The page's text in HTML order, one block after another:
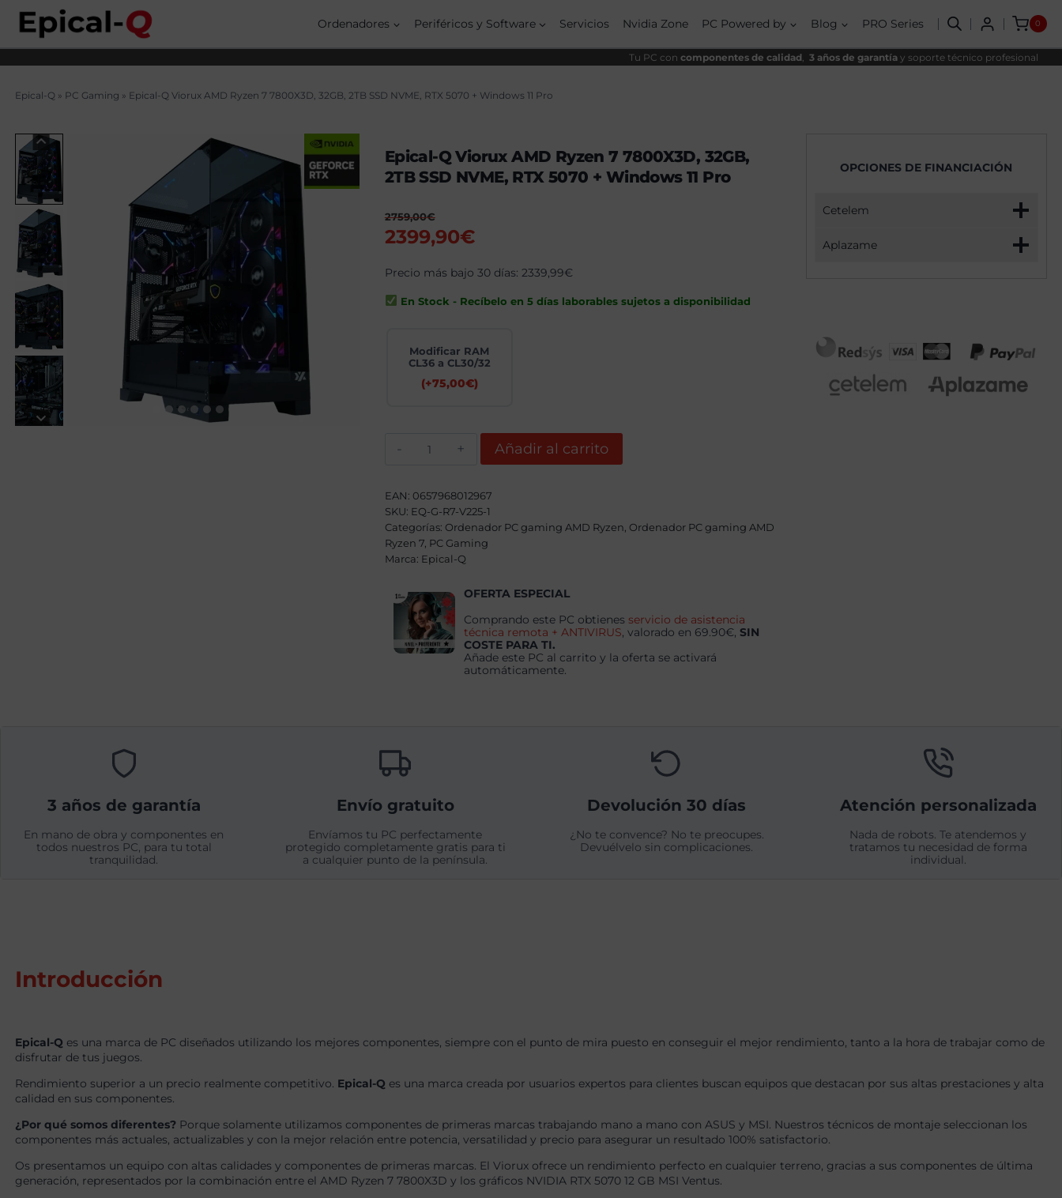
contenido
Ordenadores Periféricos y Software Servicios Nvidia Zone PC Powered by Blog PRO Series 0
Tu PC con componentes de calidad, 3 años de garantía y soporte técnico profesional
Epical-Q » PC Gaming » Epical-Q Viorux AMD Ryzen 7 7800X3D, 32GB, 2TB SSD NVME, RTX 5070 + Windows 11 Pro
Epical-Q Viorux AMD Ryzen 7 7800X3D, 32GB,
2TB SSD NVME, RTX 5070 + Windows 11 Pro
2759,00€
El
original
era:
2399,90€El
actual
es:
Precio más bajo 30 días: 2339,99€
En Stock - Recíbelo en 5 días laborables sujetos a disponibilidad
Modificar RAM
CL36 a CL30/32
(+75,00€)
Ryzen
7
7800X3D,
32GB,
2TB
SSD
NVME,
5070
+
Windows
11
Pro
cantidad
Añadir al carrito
EAN: 0657968012967
SKU: EQ-G-R7-V225-1
Categorías: Ordenador PC gaming AMD Ryzen, Ordenador PC gaming AMD
Ryzen 7, PC Gaming
Marca: Epical-Q
OFERTA ESPECIAL
Comprando este PC obtienes servicio de asistencia
técnica remota + ANTIVIRUS, valorado en 69.90€, SIN
COSTE PARA TI.
Añade este PC al carrito y la oferta se activará
automáticamente.
OPCIONES DE FINANCIACIÓN
Cetelem
Aplazame
3 años de garantía
En mano de obra y componentes en
todos nuestros PC, para tu total
tranquilidad.
Envío gratuito
Envíamos tu PC perfectamente
protegido completamente gratis para ti
a cualquier punto de la península.
Devolución 30 días
¿No te convence? No te preocupes.
Devuélvelo sin complicaciones.
Atención personalizada
Nada de robots. Te atendemos y
tratamos tu necesidad de forma
individual.
Introducción
Epical-Q es una marca de PC diseñados utilizando los mejores componentes, siempre con el punto de mira puesto en conseguir el mejor rendimiento, tanto a la hora de trabajar como de
disfrutar de tus juegos.
Rendimiento superior a un precio realmente competitivo. Epical-Q es una marca creada por usuarios expertos para clientes buscan equipos que destacan por sus altas prestaciones y alta
calidad en sus componentes.
¿Por qué somos diferentes? Porque solamente utilizamos componentes de primeras marcas trabajando mano a mano con ASUS y MSI. Nuestros técnicos de montaje seleccionan los
componentes más actuales, actualizables y con la mejor relación entre potencia, versatilidad y precio para asegurar un resultado 100% satisfactorio.
Os presentamos un equipo con altas calidades y componentes de primeras marcas. El Viorux ofrece un rendimiento perfecto en cualquier terreno, gracias a sus componentes de última
generación, representados por la combinación entre el AMD Ryzen 7 7800X3D y los gráficos NVIDIA RTX 5070 12 GB MSI Ventus.
era:
2759,00€.
es:
2399,90€.
7
32GB,
2TB
Pro